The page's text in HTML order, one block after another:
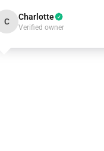
C Charlotte
Verified owner